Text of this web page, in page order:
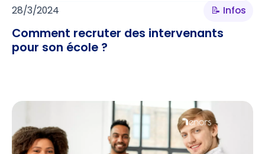
28/3/2024 📝 Infos
Comment recruter des intervenants
pour son école ?